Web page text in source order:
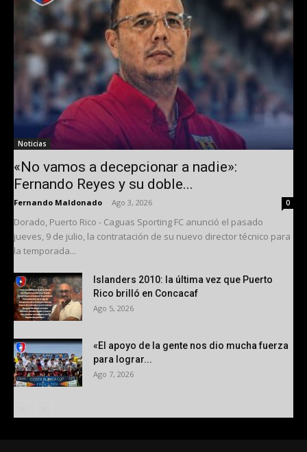
Noticias
«No vamos a decepcionar a nadie»:
Fernando Reyes y su doble...
Fernando Maldonado Ago 3, 2026 0
Dorado, Puerto Rico - Caguas Sporting FC anunció el pasado
jueves, 9 de julio, la contratación de su nuevo director técnico para
la temporada...
Islanders 2010: la última vez que Puerto
Rico brilló en Concacaf
Ago 5, 2026
«El apoyo de la gente nos dio mucha fuerza
para lograr...
Ago 7, 2026